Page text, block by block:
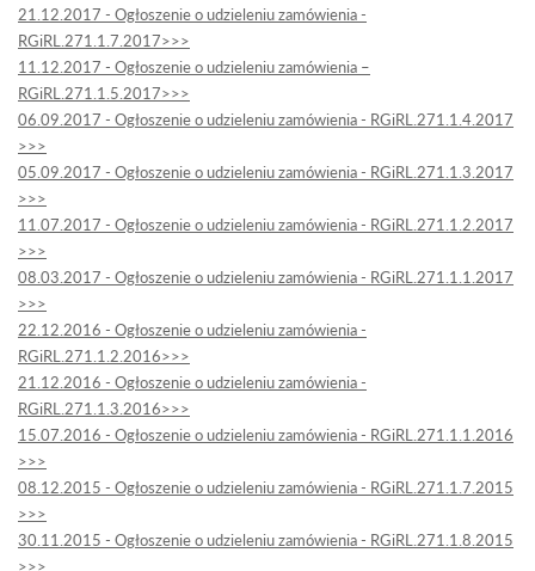
21.12.2017 - Ogłoszenie o udzieleniu zamówienia -
RGiRL.271.1.7.2017>>>
11.12.2017 - Ogłoszenie o udzieleniu zamówienia –
RGiRL.271.1.5.2017>>>
06.09.2017 - Ogłoszenie o udzieleniu zamówienia - RGiRL.271.1.4.2017
>>>
05.09.2017 - Ogłoszenie o udzieleniu zamówienia - RGiRL.271.1.3.2017
>>>
11.07.2017 - Ogłoszenie o udzieleniu zamówienia - RGiRL.271.1.2.2017
>>>
08.03.2017 - Ogłoszenie o udzieleniu zamówienia - RGiRL.271.1.1.2017
>>>
22.12.2016 - Ogłoszenie o udzieleniu zamówienia -
RGiRL.271.1.2.2016>>>
21.12.2016 - Ogłoszenie o udzieleniu zamówienia -
RGiRL.271.1.3.2016>>>
15.07.2016 - Ogłoszenie o udzieleniu zamówienia - RGiRL.271.1.1.2016
>>>
08.12.2015 - Ogłoszenie o udzieleniu zamówienia - RGiRL.271.1.7.2015
>>>
30.11.2015 - Ogłoszenie o udzieleniu zamówienia - RGiRL.271.1.8.2015
>>>